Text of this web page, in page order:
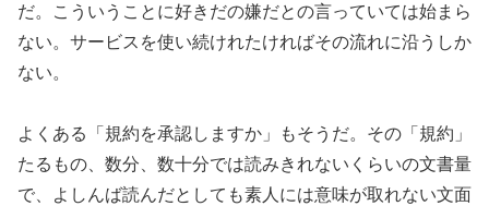
だ。こういうことに好きだの嫌だとの言っていては始まら
ない。サービスを使い続けれたければその流れに沿うしか
ない。
よくある「規約を承認しますか」もそうだ。その「規約」
たるもの、数分、数十分では読みきれないくらいの文書量
で、よしんば読んだとしても素人には意味が取れない文面